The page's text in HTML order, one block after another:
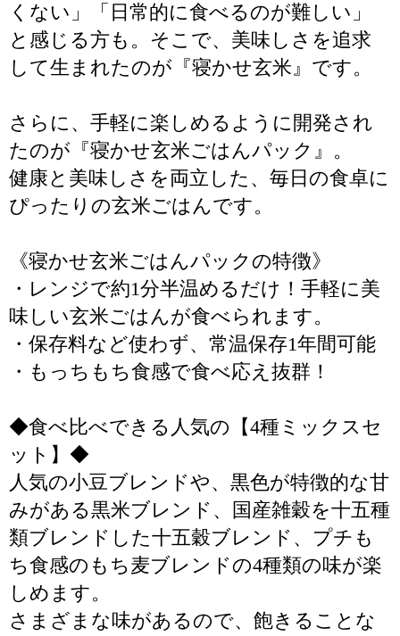
くない」「日常的に食べるのが難しい」
と感じる方も。そこで、美味しさを追求
して生まれたのが『寝かせ玄米』です。
さらに、手軽に楽しめるように開発され
たのが『寝かせ玄米ごはんパック』。
健康と美味しさを両立した、毎日の食卓に
ぴったりの玄米ごはんです。
《寝かせ玄米ごはんパックの特徴》
・レンジで約1分半温めるだけ！手軽に美
味しい玄米ごはんが食べられます。
・保存料など使わず、常温保存1年間可能
・もっちもち食感で食べ応え抜群！
◆食べ比べできる人気の【4種ミックスセ
ット】◆
人気の小豆ブレンドや、黒色が特徴的な甘
みがある黒米ブレンド、国産雑穀を十五種
類ブレンドした十五穀ブレンド、プチも
ち食感のもち麦ブレンドの4種類の味が楽
しめます。
さまざまな味があるので、飽きることな